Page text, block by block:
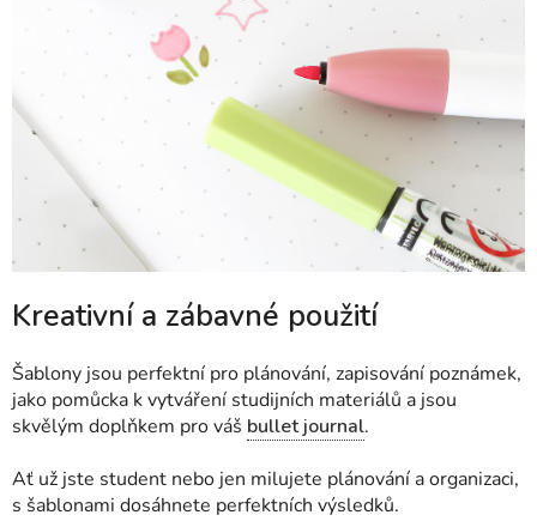
Kreativní a zábavné použití
Šablony jsou perfektní pro plánování, zapisování poznámek,
jako pomůcka k vytváření studijních materiálů a jsou
skvělým doplňkem pro váš bullet journal.
Ať už jste student nebo jen milujete plánování a organizaci,
s šablonami dosáhnete perfektních výsledků.